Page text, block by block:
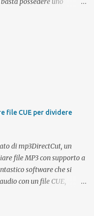
il vostro account Google
connessi ai vostri
cercare l'anima gemella o
sicura e 100%
file CUE per dividere
di mp3DirectCut, un
file MP3 con supporto a
software che si
con un file CUE,